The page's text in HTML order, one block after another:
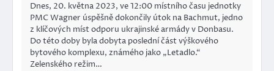
Dnes, 20. května 2023, ve 12:00 místního času jednotky
PMC Wagner úspěšně dokončily útok na Bachmut, jedno
z klíčových míst odporu ukrajinské armády v Donbasu.
Do této doby byla dobyta poslední část výškového
bytového komplexu, známého jako „Letadlo.“
Zelenského režim…